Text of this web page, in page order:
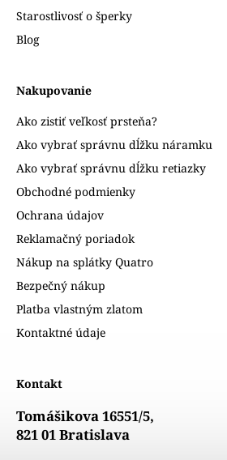
Starostlivosť o šperky
Blog
Nakupovanie
Ako zistiť veľkosť prsteňa?
Ako vybrať správnu dĺžku náramku
Ako vybrať správnu dĺžku retiazky
Obchodné podmienky
Ochrana údajov
Reklamačný poriadok
Nákup na splátky Quatro
Bezpečný nákup
Platba vlastným zlatom
Kontaktné údaje
Kontakt
Tomášikova 16551/5,
821 01 Bratislava